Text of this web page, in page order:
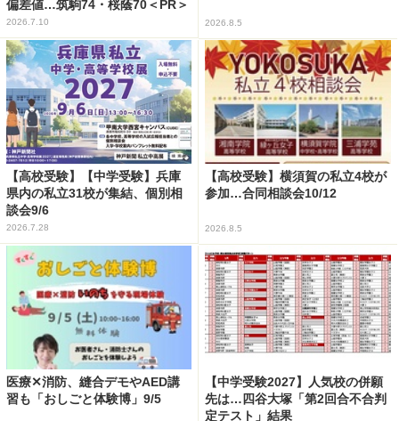
偏差値…筑駒74・桜蔭70＜PR＞
2026.7.10 2026.8.5
【高校受験】【中学受験】兵庫
県内の私立31校が集結、個別相
談会9/6
2026.7.28
【高校受験】横須賀の私立4校が
参加…合同相談会10/12
2026.8.5
医療✕消防、縫合デモやAED講
習も「おしごと体験博」9/5
【中学受験2027】人気校の併願
先は…四谷大塚「第2回合不合判
定テスト」結果